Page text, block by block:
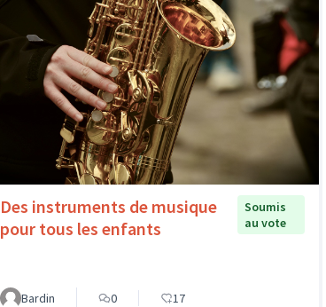
Des instruments de musique
pour tous les enfants
Soumis
au vote
Bardin 0 17